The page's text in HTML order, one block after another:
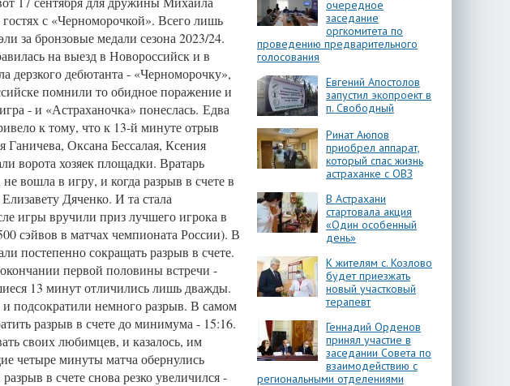
с «Черноморочкой». Всего лишь
за бронзовые медали сезона 2023/24.
на выезд в Новороссийск и в
дерзкого дебютанта - «Черноморочку»,
помнили то обидное поражение и
- и «Астраханочка» понеслась. Едва
к тому, что к 13-й минуте отрыв
Оксана Бессалая, Ксения
ворота хозяек площадки. Вратарь
вошла в игру, и когда разрыв в счете в
Дяченко. И та стала
игры вручили приз лучшего игрока в
сэйвов в матчах чемпионата России). В
постепенно сокращать разрыв в счете.
первой половины встречи -
13 минут отличились лишь дважды.
и подсократили немного разрыв. В самом
разрыв в счете до минимума - 15:16.
своих любимцев, и казалось, им
четыре минуты матча обернулись
в счете снова резко увеличился -
очередное
заседание
оргкомитета по
проведению предварительного
голосования
Евгений Апостолов
запустил экопроект в
п. Свободный
Ринат Аюпов
приобрел аппарат,
который спас жизнь
астраханке с ОВЗ
В Астрахани
стартовала акция
«Один особенный
день»
К жителям с. Козлово
будет приезжать
новый участковый
терапевт
Геннадий Орденов
принял участие в
заседании Совета по
взаимодействию с
региональными отделениями